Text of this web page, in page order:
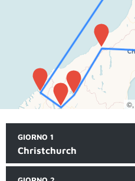
©,
GIORNO 1
Christchurch